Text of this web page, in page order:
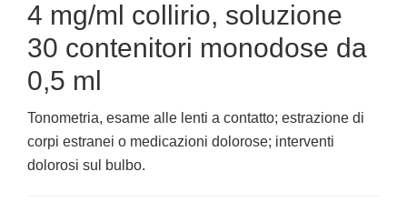
4 mg/ml collirio, soluzione
30 contenitori monodose da
0,5 ml
Tonometria, esame alle lenti a contatto; estrazione di
corpi estranei o medicazioni dolorose; interventi
dolorosi sul bulbo.